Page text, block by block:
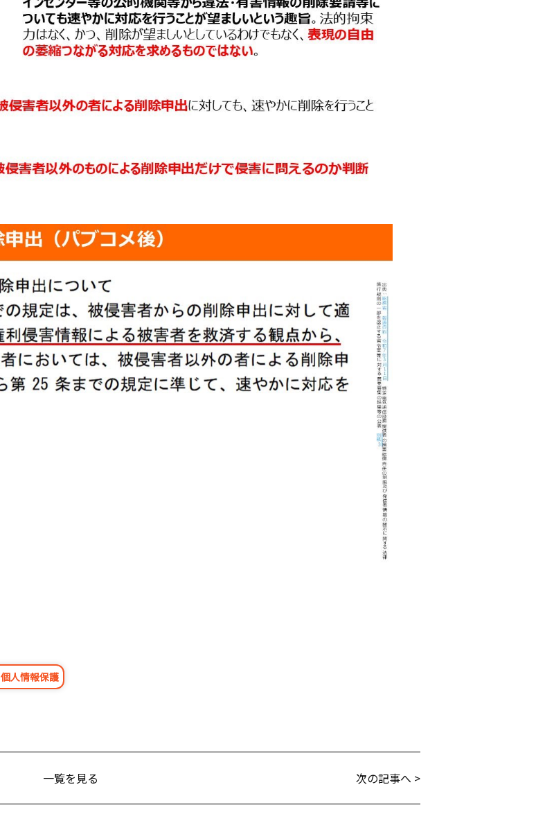
個人情報保護
一覧を見る 次の記事へ >